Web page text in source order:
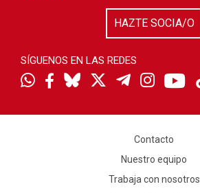
HAZTE SOCIA/O
SÍGUENOS EN LAS REDES
Contacto
Nuestro equipo
Trabaja con nosotros